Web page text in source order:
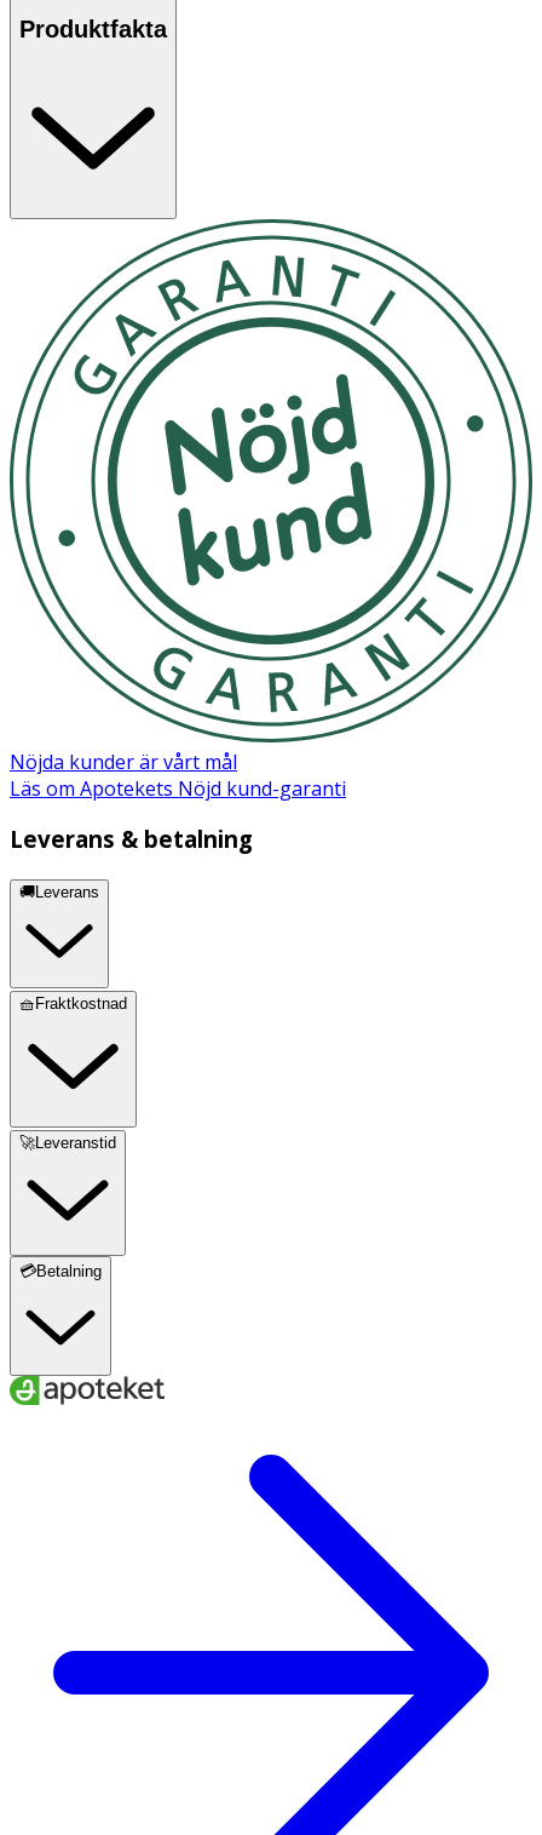
Produktfakta
Nöjda kunder är vårt mål
Läs om Apotekets Nöjd kund-garanti
Leverans & betalning
🚚Leverans
🧺Fraktkostnad
🚀Leveranstid
💳Betalning